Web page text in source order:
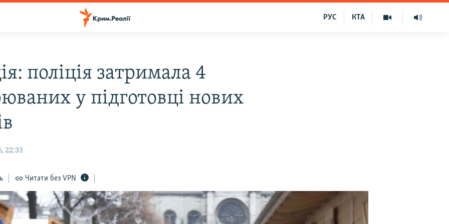
КТА
РУС
поліція затримала 4
у підготовці нових
22:33
Читати без VPN